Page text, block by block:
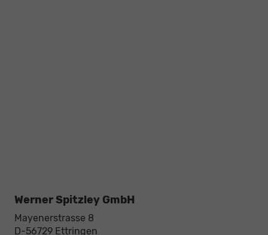
Werner Spitzley GmbH
Mayenerstrasse 8
D-56729 Ettringen